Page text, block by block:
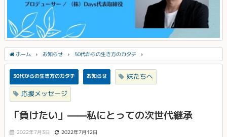
ホーム お知らせ 50代からの生き方のカタチ
50代からの生き方のカタチ お知らせ
妹たちへ
応援メッセージ
「負けたい」——私にとっての次世代継承
2022年7月3日 2022年7月12日